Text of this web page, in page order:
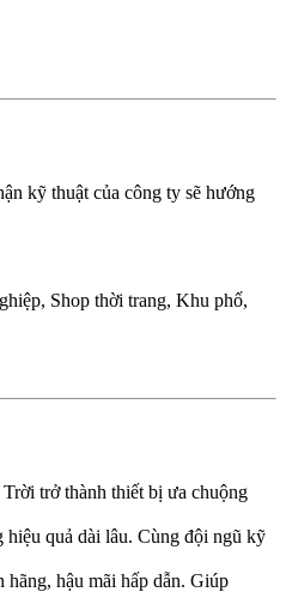
kỹ thuật của công ty sẽ hướng
Shop thời trang, Khu phố,
trở thành thiết bị ưa chuộng
hiệu quả dài lâu. Cùng đội ngũ kỹ
hậu mãi hấp dẫn. Giúp